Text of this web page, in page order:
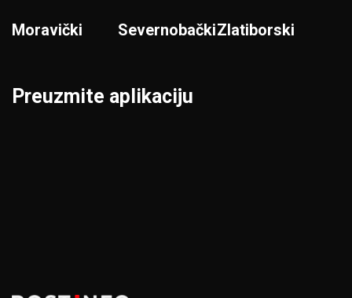
Moravički SevernobačkiZlatiborski
Preuzmite aplikaciju